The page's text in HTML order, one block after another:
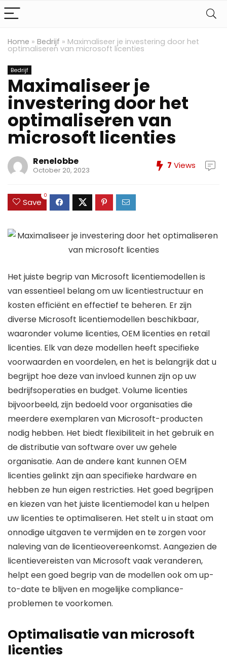
Home » Bedrijf » Maximaliseer je investering door het
optimaliseren van microsoft licenties
Bedrijf
Maximaliseer je
investering door het
optimaliseren van
microsoft licenties
Renelobbe
October 20, 2023 7 Views
Save
0
Het juiste begrip van Microsoft licentiemodellen is
van essentieel belang om uw licentiestructuur en
kosten efficiënt en effectief te beheren. Er zijn
diverse Microsoft licentiemodellen beschikbaar,
waaronder volume licenties, OEM licenties en retail
licenties. Elk van deze modellen heeft specifieke
voorwaarden en voordelen, en het is belangrijk dat u
begrijpt hoe deze van invloed kunnen zijn op uw
bedrijfsoperaties en budget. Volume licenties
bijvoorbeeld, zijn bedoeld voor organisaties die
meerdere exemplaren van Microsoft-producten
nodig hebben. Het biedt flexibiliteit in het gebruik en
de distributie van software over uw gehele
organisatie. Aan de andere kant kunnen OEM
licenties gelinkt zijn aan specifieke hardware en
hebben ze hun eigen restricties. Het goed begrijpen
en kiezen van het juiste licentiemodel kan u helpen
uw licenties te optimaliseren. Het stelt u in staat om
onnodige uitgaven te vermijden en te zorgen voor
naleving van de licentieovereenkomst. Aangezien de
licentievereisten van Microsoft vaak veranderen,
helpt een goed begrip van de modellen ook om up-
to-date te blijven en mogelijke compliance-
problemen te voorkomen.
Optimalisatie van microsoft
licenties